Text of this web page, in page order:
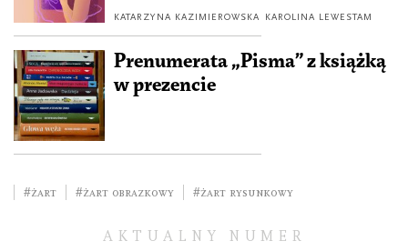
KATARZYNA KAZIMIEROWSKA KAROLINA LEWESTAM
Prenumerata „Pisma” z książką
w prezencie
#żart #żart obrazkowy #żart rysunkowy
AKTUALNY NUMER